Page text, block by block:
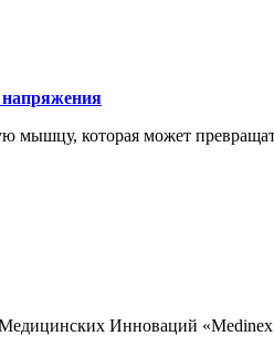
которая может
Инноваций